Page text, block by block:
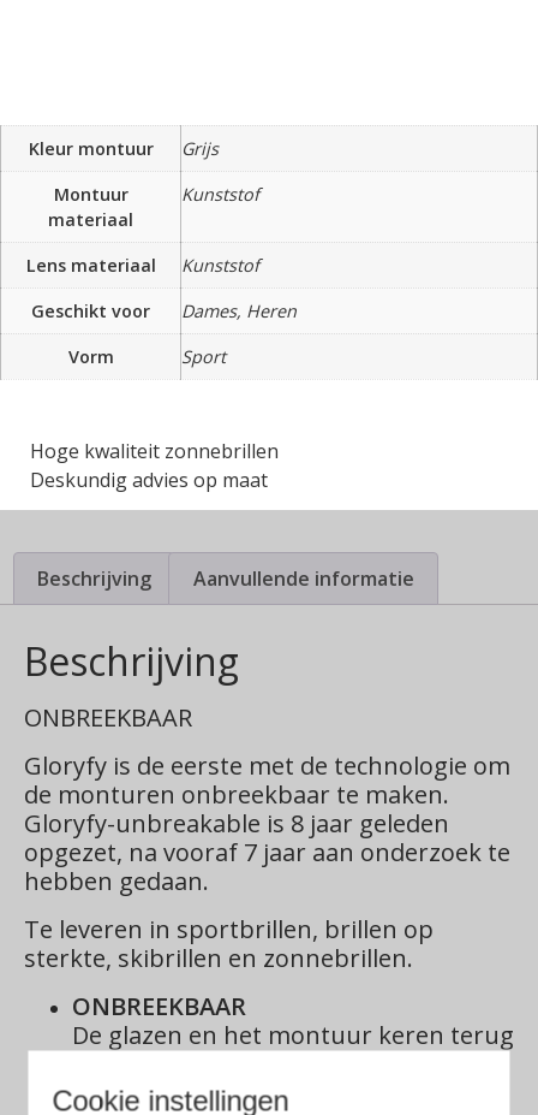
Kleur montuur
Grijs
Montuur
materiaal
Kunststof
Lens materiaal
Kunststof
Geschikt voor
Dames, Heren
Vorm
Sport
Hoge kwaliteit zonnebrillen
Deskundig advies op maat
Beschrijving Aanvullende informatie
Beschrijving
ONBREEKBAAR
Gloryfy is de eerste met de technologie om
de monturen onbreekbaar te maken.
Gloryfy-unbreakable is 8 jaar geleden
opgezet, na vooraf 7 jaar aan onderzoek te
hebben gedaan.
Te leveren in sportbrillen, brillen op
sterkte, skibrillen en zonnebrillen.
ONBREEKBAAR
De glazen en het montuur keren terug
dankzij het geheugeneffect.
Cookie instellingen